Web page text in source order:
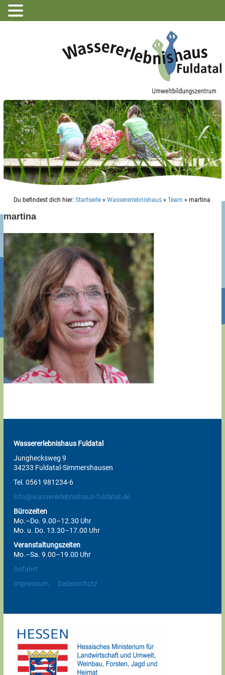
Du befindest dich hier: Startseite » Wassererlebnishaus » Team » martina
martina
Wassererlebnishaus Fuldatal
Junghecksweg 9
34233 Fuldatal-Simmershausen
Tel. 0561 981234-6
info@wassererlebnishaus-fuldatal.de
Bürozeiten
Mo.–Do. 9.00–12.30 Uhr
Mo. u. Do. 13.30–17.00 Uhr
Veranstaltungszeiten
Mo.–Sa. 9.00–19.00 Uhr
Anfahrt
Impressum
Datenschutz